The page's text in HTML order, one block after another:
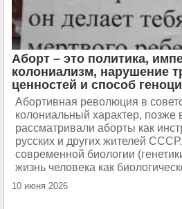
Аборт – это политика,
колониализм, нарушение
ценностей и способ
Абортивная революция в
колониальный характер,
рассматривали аборты как
русских и других жителей
современной биологии
жизнь человека как
10 июня 2026